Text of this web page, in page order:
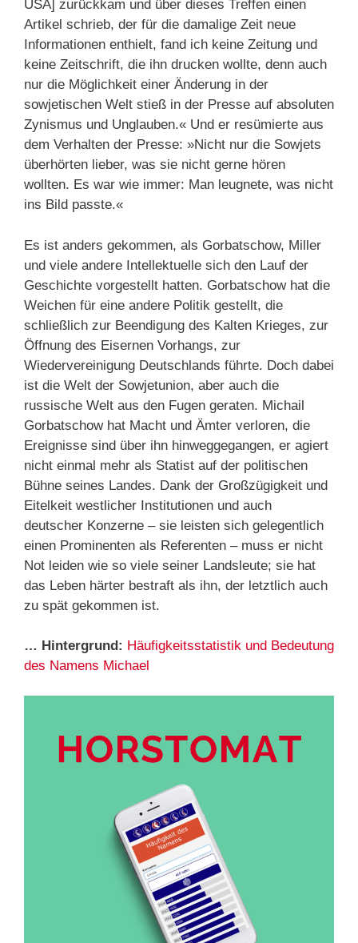
USA] zurückkam und über dieses Treffen einen
Artikel schrieb, der für die damalige Zeit neue
Informationen enthielt, fand ich keine Zeitung und
keine Zeitschrift, die ihn drucken wollte, denn auch
nur die Möglichkeit einer Änderung in der
sowjetischen Welt stieß in der Presse auf absoluten
Zynismus und Unglauben.« Und er resümierte aus
dem Verhalten der Presse: »Nicht nur die Sowjets
überhörten lieber, was sie nicht gerne hören
wollten. Es war wie immer: Man leugnete, was nicht
ins Bild passte.«
Es ist anders gekommen, als Gorbatschow, Miller
und viele andere Intellektuelle sich den Lauf der
Geschichte vorgestellt hatten. Gorbatschow hat die
Weichen für eine andere Politik gestellt, die
schließlich zur Beendigung des Kalten Krieges, zur
Öffnung des Eisernen Vorhangs, zur
Wiedervereinigung Deutschlands führte. Doch dabei
ist die Welt der Sowjetunion, aber auch die
russische Welt aus den Fugen geraten. Michail
Gorbatschow hat Macht und Ämter verloren, die
Ereignisse sind über ihn hinweggegangen, er agiert
nicht einmal mehr als Statist auf der politischen
Bühne seines Landes. Dank der Großzügigkeit und
Eitelkeit westlicher Institutionen und auch
deutscher Konzerne – sie leisten sich gelegentlich
einen Prominenten als Referenten – muss er nicht
Not leiden wie so viele seiner Landsleute; sie hat
das Leben härter bestraft als ihn, der letztlich auch
zu spät gekommen ist.
… Hintergrund: Häufigkeitsstatistik und Bedeutung
des Namens Michael